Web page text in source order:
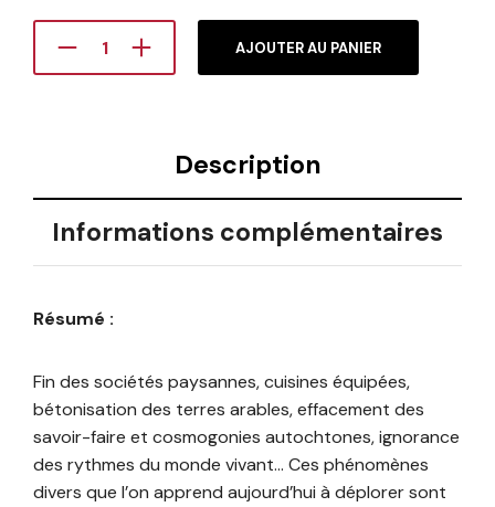
AJOUTER AU PANIER
Description
Informations complémentaires
Résumé :
Fin des sociétés paysannes, cuisines équipées,
bétonisation des terres arables, effacement des
savoir-faire et cosmogonies autochtones, ignorance
des rythmes du monde vivant… Ces phénomènes
divers que l’on apprend aujourd’hui à déplorer sont